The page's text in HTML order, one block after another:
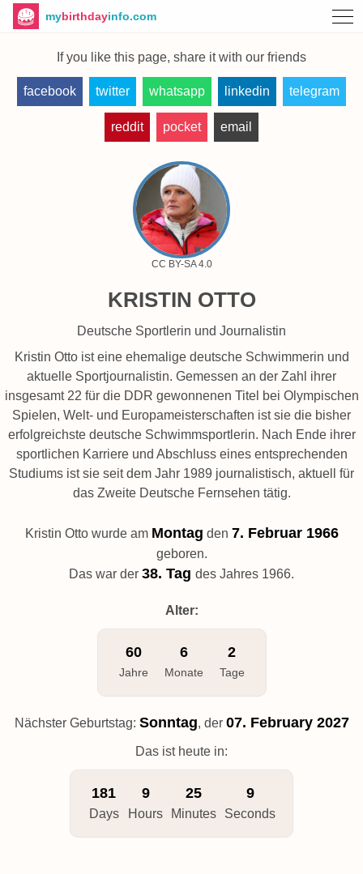
mybirthdayinfo.com
If you like this page, share it with our friends
facebook twitter whatsapp linkedin telegram
reddit pocket email
CC BY-SA 4.0
KRISTIN OTTO
deutsche Sportlerin und Journalistin
Kristin Otto ist eine ehemalige deutsche Schwimmerin und
aktuelle Sportjournalistin. Gemessen an der Zahl ihrer
insgesamt 22 für die DDR gewonnenen Titel bei Olympischen
Spielen, Welt- und Europameisterschaften ist sie die bisher
erfolgreichste deutsche Schwimmsportlerin. Nach Ende ihrer
sportlichen Karriere und Abschluss eines entsprechenden
Studiums ist sie seit dem Jahr 1989 journalistisch, aktuell für
das Zweite Deutsche Fernsehen tätig.
Kristin Otto wurde am Montag den 7. Februar 1966
geboren.
Das war der 38. Tag des Jahres 1966.
Alter:
60
Jahre
6
Monate
2
Tage
Nächster Geburtstag: Sonntag, der 07. February 2027
Das ist heute in:
181
Days
9
Hours
25
Minutes
8
Seconds